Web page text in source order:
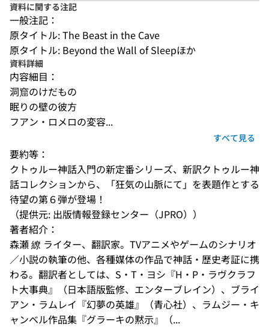
資料に関する注記
一般注記：
原タイトル: The Beast in the Cave
原タイトル: Beyond the Wall of Sleepほか
資料詳細
内容細目：
洞窟のけだもの
眠りの壁の彼方
フアン・ロメロの変容...
すべて見る
要約等：
クトゥルー神話入門の新定番シリーズ、新訳クトゥルー神
話コレクションから、「狂気の山脈にて」を表題作とする
待望の第６弾が登場！
（提供元: 出版情報登録センター（JPRO））
著者紹介：
森瀬 繚 ライター、翻訳家。TVアニメやゲームのシナリオ
／小説の執筆の他、各種媒体の作品で神話・歴史考証に携
わる。翻訳者としては、S・T・ヨシ『H・P・ラヴクラフ
ト大事典』（日本語版監修、エンターブレイン）、ブライ
アン・ラムレイ『幻夢の英雄』（青心社）、ラムジー・キ
ャンベル作品集『グラーキの黙示』（...